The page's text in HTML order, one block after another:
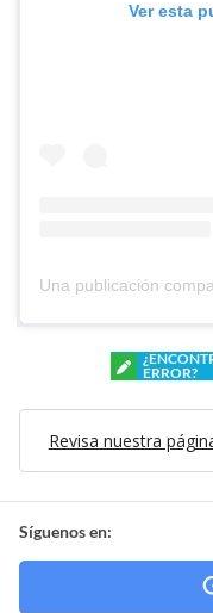
Ver esta
ERROR?
Revisa nuestra
Síguenos en: